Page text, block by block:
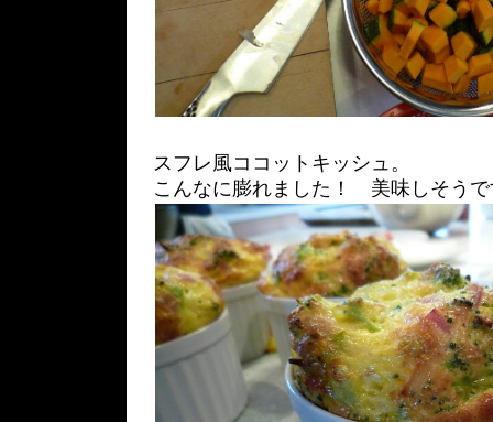
スフレ風ココットキッシュ。
こんなに膨れました！ 美味しそうで